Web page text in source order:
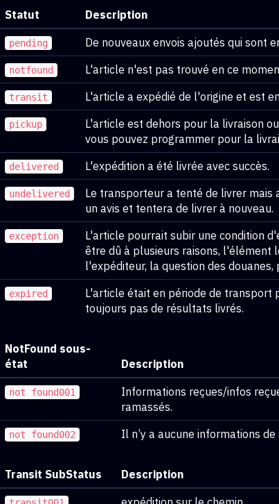
Statut Description
pending De nouveaux envois ajoutés qui sont
notfound L'article n'est pas trouvé en ce
transit L'article a expédié de l'origine et est
pickup
L'article est dehors pour la livraison
vous pouvez programmer pour la
delivered L'expédition a été livrée avec succès.
undelivered
Le transporteur a tenté de livrer mais
un avis et tentera de livrer à nouveau.
exception
L'article pourrait subir une condition
être dû à plusieurs raisons, l'élément
l'expéditeur, la question des douanes,
expired
L'article était en période de transport
toujours pas de résultats livrés.
NotFound sous-
état
Description
not found001
Informations reçues/infos
ramassés.
not found002 Il n’y a aucune informations
Transit SubStatus Description